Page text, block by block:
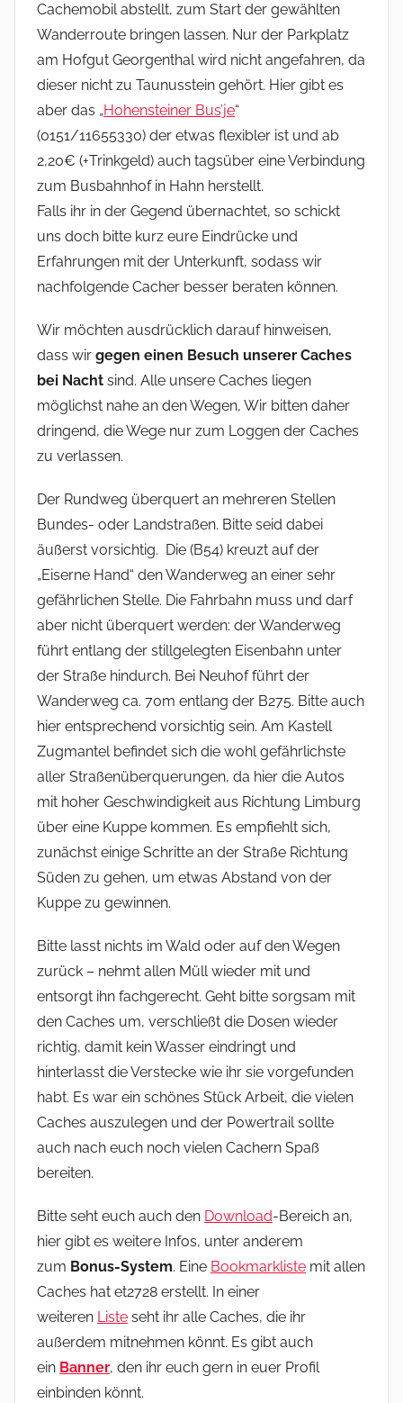
Cachemobil abstellt, zum Start der gewählten
Wanderroute bringen lassen. Nur der Parkplatz
am Hofgut Georgenthal wird nicht angefahren, da
dieser nicht zu Taunusstein gehört. Hier gibt es
aber das „Hohensteiner Bus’je“
(0151/11655330) der etwas flexibler ist und ab
2,20€ (+Trinkgeld) auch tagsüber eine Verbindung
zum Busbahnhof in Hahn herstellt.
Falls ihr in der Gegend übernachtet, so schickt
uns doch bitte kurz eure Eindrücke und
Erfahrungen mit der Unterkunft, sodass wir
nachfolgende Cacher besser beraten können.
Wir möchten ausdrücklich darauf hinweisen,
dass wir gegen einen Besuch unserer Caches
bei Nacht sind. Alle unsere Caches liegen
möglichst nahe an den Wegen, Wir bitten daher
dringend, die Wege nur zum Loggen der Caches
zu verlassen.
Der Rundweg überquert an mehreren Stellen
Bundes- oder Landstraßen. Bitte seid dabei
äußerst vorsichtig. Die (B54) kreuzt auf der
„Eiserne Hand“ den Wanderweg an einer sehr
gefährlichen Stelle. Die Fahrbahn muss und darf
aber nicht überquert werden: der Wanderweg
führt entlang der stillgelegten Eisenbahn unter
der Straße hindurch. Bei Neuhof führt der
Wanderweg ca. 70m entlang der B275. Bitte auch
hier entsprechend vorsichtig sein. Am Kastell
Zugmantel befindet sich die wohl gefährlichste
aller Straßenüberquerungen, da hier die Autos
mit hoher Geschwindigkeit aus Richtung Limburg
über eine Kuppe kommen. Es empfiehlt sich,
zunächst einige Schritte an der Straße Richtung
Süden zu gehen, um etwas Abstand von der
Kuppe zu gewinnen.
Bitte lasst nichts im Wald oder auf den Wegen
zurück – nehmt allen Müll wieder mit und
entsorgt ihn fachgerecht. Geht bitte sorgsam mit
den Caches um, verschließt die Dosen wieder
richtig, damit kein Wasser eindringt und
hinterlasst die Verstecke wie ihr sie vorgefunden
habt. Es war ein schönes Stück Arbeit, die vielen
Caches auszulegen und der Powertrail sollte
auch nach euch noch vielen Cachern Spaß
bereiten.
Bitte seht euch auch den Download-Bereich an,
hier gibt es weitere Infos, unter anderem
zum Bonus-System. Eine Bookmarkliste mit allen
Caches hat et2728 erstellt. In einer
weiteren Liste seht ihr alle Caches, die ihr
außerdem mitnehmen könnt. Es gibt auch
ein Banner, den ihr euch gern in euer Profil
einbinden könnt.